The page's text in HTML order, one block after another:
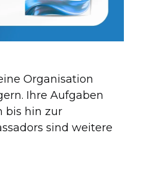
Organisation
Ihre Aufgaben
bis hin zur
sind weitere